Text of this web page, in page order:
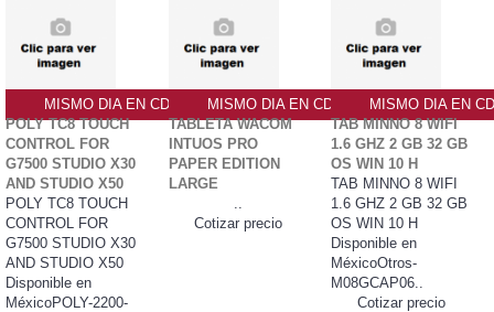
MISMO DIA EN CDMX
POLY TC8 TOUCH
CONTROL FOR
G7500 STUDIO X30
AND STUDIO X50
POLY TC8 TOUCH
CONTROL FOR
G7500 STUDIO X30
AND STUDIO X50
Disponible en
MéxicoPOLY-2200-
MISMO DIA EN CDMX
TABLETA WACOM
INTUOS PRO
PAPER EDITION
LARGE
..
Cotizar precio
MISMO DIA EN
TAB MINNO 8 WIFI
1.6 GHZ 2 GB 32 GB
OS WIN 10 H
TAB MINNO 8 WIFI
1.6 GHZ 2 GB 32 GB
OS WIN 10 H
Disponible en
MéxicoOtros-
M08GCAP06..
Cotizar precio